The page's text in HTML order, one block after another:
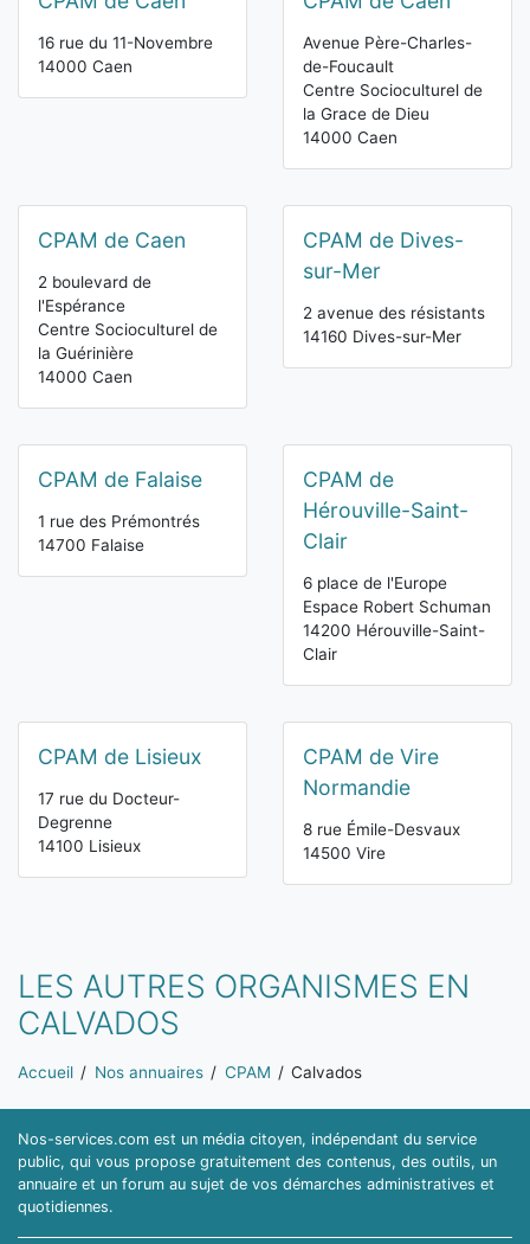
16 rue du 11-Novembre
14000 Caen
Avenue Père-Charles-
de-Foucault
Centre Socioculturel de
la Grace de Dieu
14000 Caen
CPAM de Caen
2 boulevard de
l'Espérance
Centre Socioculturel de
la Guérinière
14000 Caen
CPAM de Dives-
sur-Mer
2 avenue des résistants
14160 Dives-sur-Mer
CPAM de Falaise
1 rue des Prémontrés
14700 Falaise
CPAM de
Hérouville-Saint-
Clair
6 place de l'Europe
Espace Robert Schuman
14200 Hérouville-Saint-
Clair
CPAM de Lisieux
17 rue du Docteur-
Degrenne
14100 Lisieux
CPAM de Vire
Normandie
8 rue Émile-Desvaux
14500 Vire
LES AUTRES ORGANISMES EN
CALVADOS
Vous êtes ici:
Accueil Nos annuaires CPAM Calvados
Nos-services.com est un média citoyen, indépendant du service
public, qui vous propose gratuitement des contenus, des outils, un
annuaire et un forum au sujet de vos démarches administratives et
quotidiennes.